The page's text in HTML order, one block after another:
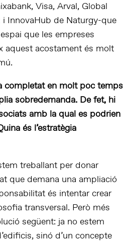
Visa, Arval, Global
InnovaHub de Naturgy-que
que les empreses
aquest acostament és molt
completat en molt poc temps
sobredemanda. De fet, hi
amb la qual es podrien
és l’estratègia
treballant per donar
que demana una ampliació
és intentar crear
transversal. Però més
següent: ja no estem
sinó d’un concepte